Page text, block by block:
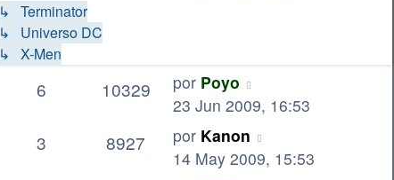
6 10329 por Poyo
23 Jun 2009, 16:53
3 8927 por Kanon
14 May 2009, 15:53
↳ Terminator
↳ Universo DC
↳ X-Men